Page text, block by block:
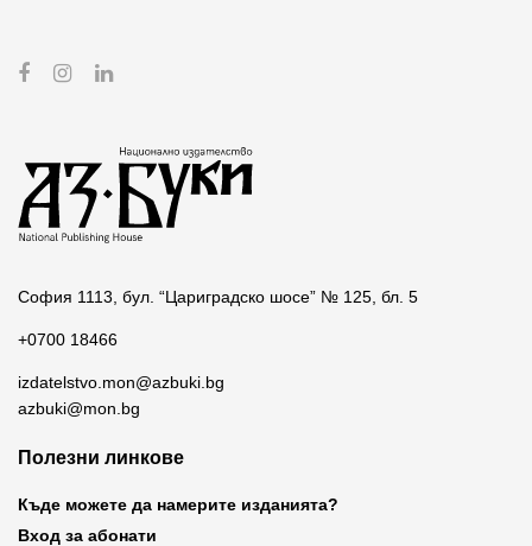
София 1113, бул. “Цариградско шосе” № 125, бл. 5
+0700 18466
izdatelstvo.mon@azbuki.bg
azbuki@mon.bg
Полезни линкове
Къде можете да намерите изданията?
Вход за абонати